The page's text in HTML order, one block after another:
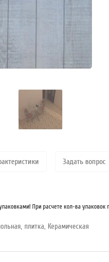
Задать вопрос
При расчете кол-ва
, плитка, Керамическая